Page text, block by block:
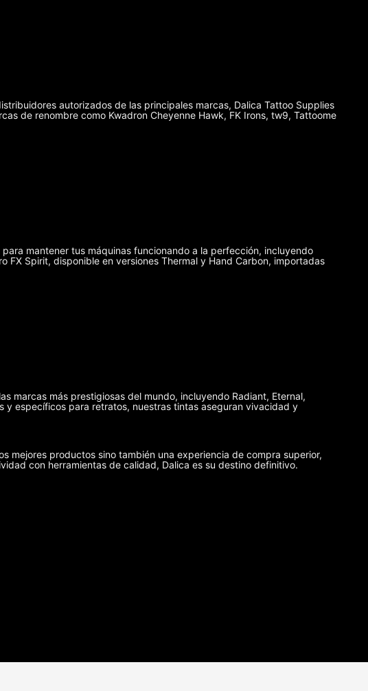
autorizados de las principales marcas, Dalica Tattoo Supplies
de renombre como Kwadron Cheyenne Hawk, FK Irons, tw9, Tattoome
mantener tus máquinas funcionando a la perfección, incluyendo
Spirit, disponible en versiones Thermal y Hand Carbon, importadas
marcas más prestigiosas del mundo, incluyendo Radiant, Eternal,
y específicos para retratos, nuestras tintas aseguran vivacidad y
mejores productos sino también una experiencia de compra superior,
con herramientas de calidad, Dalica es su destino definitivo.